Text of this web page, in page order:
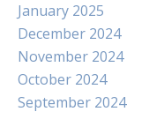
January 2025
December 2024
November 2024
October 2024
September 2024